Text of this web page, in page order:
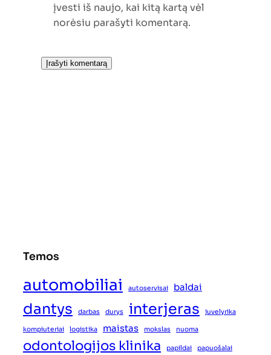
įvesti iš naujo, kai kitą kartą vėl
norėsiu parašyti komentarą.
Temos
automobiliai autoservisai baldai
dantys darbas durys interjeras juvelyrika
kompiuteriai logistika maistas mokslas nuoma
odontologijos klinika papildai papuošalai